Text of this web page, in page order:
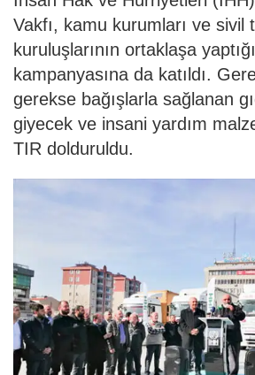
Vakfı, kamu kurumları ve sivil
kuruluşlarının ortaklaşa
kampanyasına da katıldı.
gerekse bağışlarla sağlanan
giyecek ve insani yardım
TIR dolduruldu.